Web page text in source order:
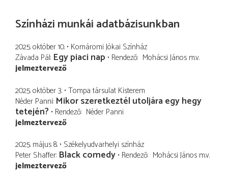
Színházi munkái adatbázisunkban
2025. október 10. Komáromi Jókai Színház
Závada Pál Egy piaci nap Rendező Mohácsi János m.v.
jelmeztervező
2025. október 3. Tompa társulat Kisterem
Néder Panni Mikor szeretkeztél utoljára egy hegy
tetején? Rendező Néder Panni
jelmeztervező
2025. május 8. Székelyudvarhelyi színház
Peter Shaffer Black comedy Rendező Mohácsi János m.v.
jelmeztervező